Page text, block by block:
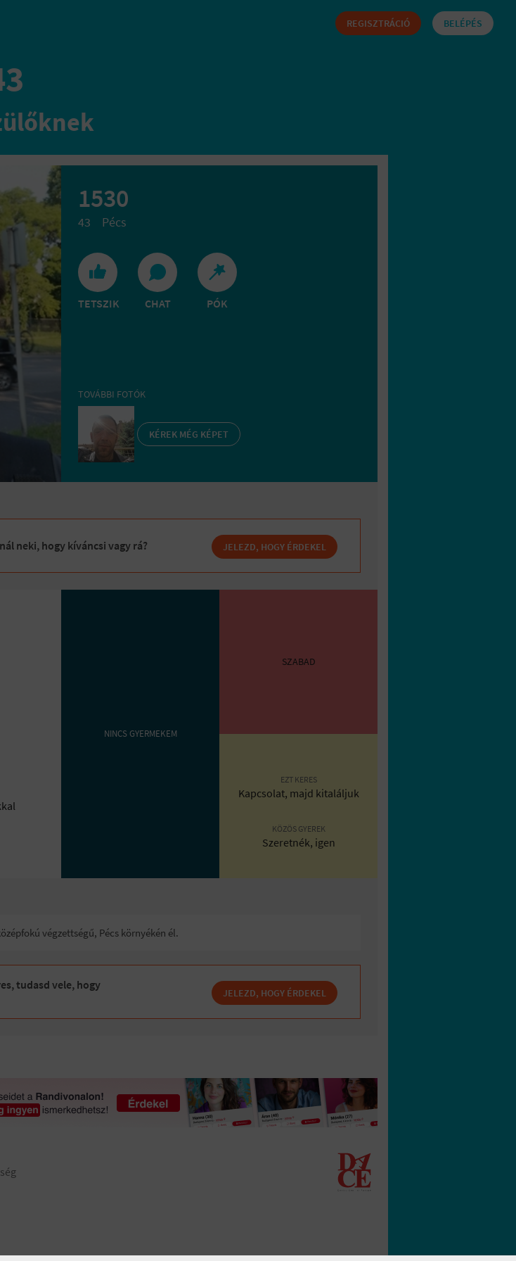
BELÉPÉS
REGISZTRÁCIÓ
1530
43 Pécs
TETSZIK CHAT PÓK
TOVÁBBI FOTÓK
KÉREK MÉG KÉPET
neki, hogy kíváncsi vagy rá? JELEZD, HOGY ÉRDEKEL
NINCS GYERMEKEM
SZABAD
EZT KERES
Kapcsolat, majd kitaláljuk
KÖZÖS GYEREK
Szeretnék, igen
végzettségű, Pécs környékén él.
tudasd vele, hogy
JELEZD, HOGY ÉRDEKEL